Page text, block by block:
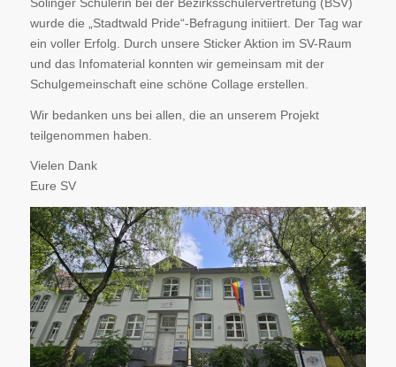
wurde die „Stadtwald Pride“-Befragung initiiert. Der Tag war
ein voller Erfolg. Durch unsere Sticker Aktion im SV-Raum
und das Infomaterial konnten wir gemeinsam mit der
Schulgemeinschaft eine schöne Collage erstellen.
Wir bedanken uns bei allen, die an unserem Projekt
teilgenommen haben.
Vielen Dank
Eure SV